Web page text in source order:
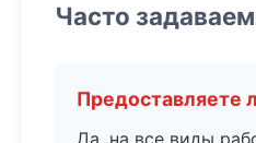
Часто
Предоставляете
Да, на все виды